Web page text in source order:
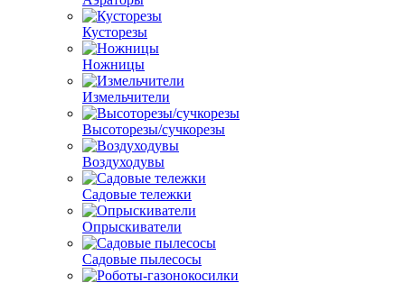
Кусторезы
Ножницы
Измельчители
Высоторезы/сучкорезы
Воздуходувы
Садовые тележки
Опрыскиватели
Садовые пылесосы